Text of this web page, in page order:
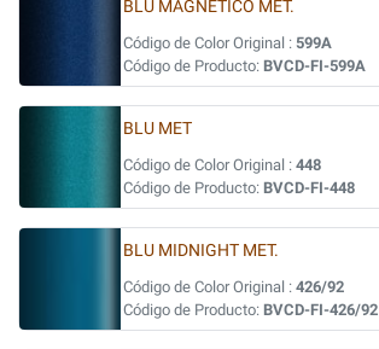
BLU MAGNETICO MET.
Código de Color Original : 599A
Código de Producto: BVCD-FI-599A
BLU MET
Código de Color Original : 448
Código de Producto: BVCD-FI-448
BLU MIDNIGHT MET.
Código de Color Original : 426/92
Código de Producto: BVCD-FI-426/92